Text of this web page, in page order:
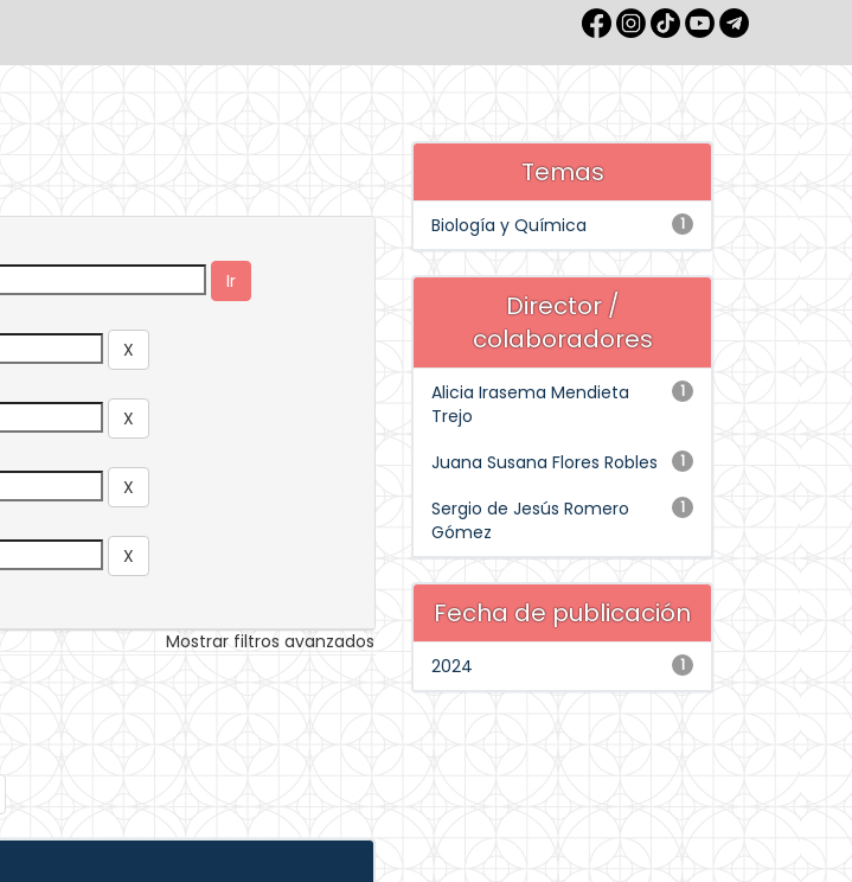
Mostrar filtros avanzados
Temas
1
Biología y Química
Director /
colaboradores
1
Alicia Irasema Mendieta
Trejo
1
Juana Susana Flores Robles
1
Sergio de Jesús Romero
Gómez
Fecha de publicación
1
2024